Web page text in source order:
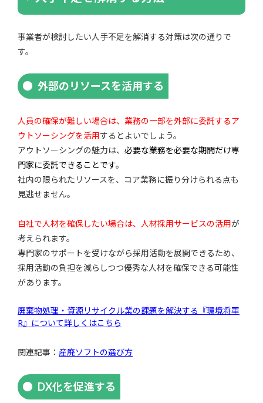
事業者が検討したい人手不足を解消する対策は次の通りで
す。
外部のリソースを活用する
人員の確保が難しい場合は、業務の一部を外部に委託するア
ウトソーシングを活用するとよいでしょう。
アウトソーシングの魅力は、 必要な業務を必要な期間だけ専
門家に委託できることです。
社内の限られたリソースを、コア業務に振り分けられる点も
見逃せません。
自社で人材を確保したい場合は、人材採用サービスの活用が
考えられます。
専門家のサポートを受けながら採用活動を展開できるため、
採用活動の負担を減らしつつ優秀な人材を確保できる可能性
があります。
廃棄物処理・資源リサイクル業の課題を解決する『環境将軍
R』について詳しくはこちら
関連記事： 産廃ソフトの選び方
DX化を促進する